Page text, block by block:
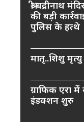
श्री बद्रीनाथ
की बड़ी
पुलिस के हत्थे
मातृ..शिशु
ग्राफिक
इंडक्शन शुरु